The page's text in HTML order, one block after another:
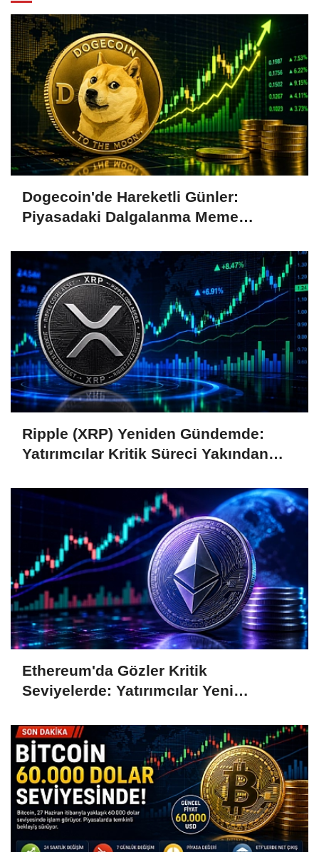
Dogecoin'de Hareketli Günler:
Piyasadaki Dalgalanma Meme
Ripple (XRP) Yeniden Gündemde:
Yatırımcılar Kritik Süreci Yakından
Ethereum'da Gözler Kritik
Seviyelerde: Yatırımcılar Yeni